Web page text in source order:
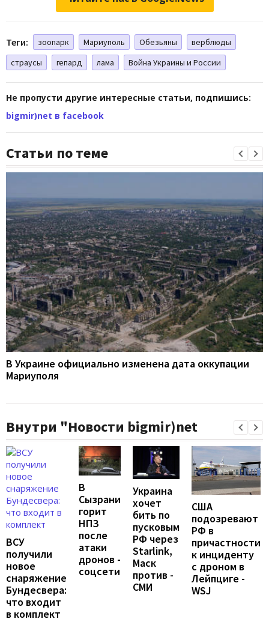
Теги: зоопарк Мариуполь Обезьяны
верблюды
страусы
гепард лама Война Украины и России
Не пропусти другие интересные статьи, подпишись:
bigmir)net в facebook
Статьи по теме
В Украине официально изменена дата оккупации
Мариуполя
Внутри "Новости bigmir)net
ВСУ
получили
новое
снаряжение
Бундесвера:
что входит
в комплект
В
Сызрани
горит
НПЗ
после
атаки
дронов -
соцсети
Украина
хочет
бить по
пусковым
РФ через
Starlink,
Маск
против -
СМИ
США
подозревают
РФ в
причастности
к инциденту
с дроном в
Лейпциге -
WSJ